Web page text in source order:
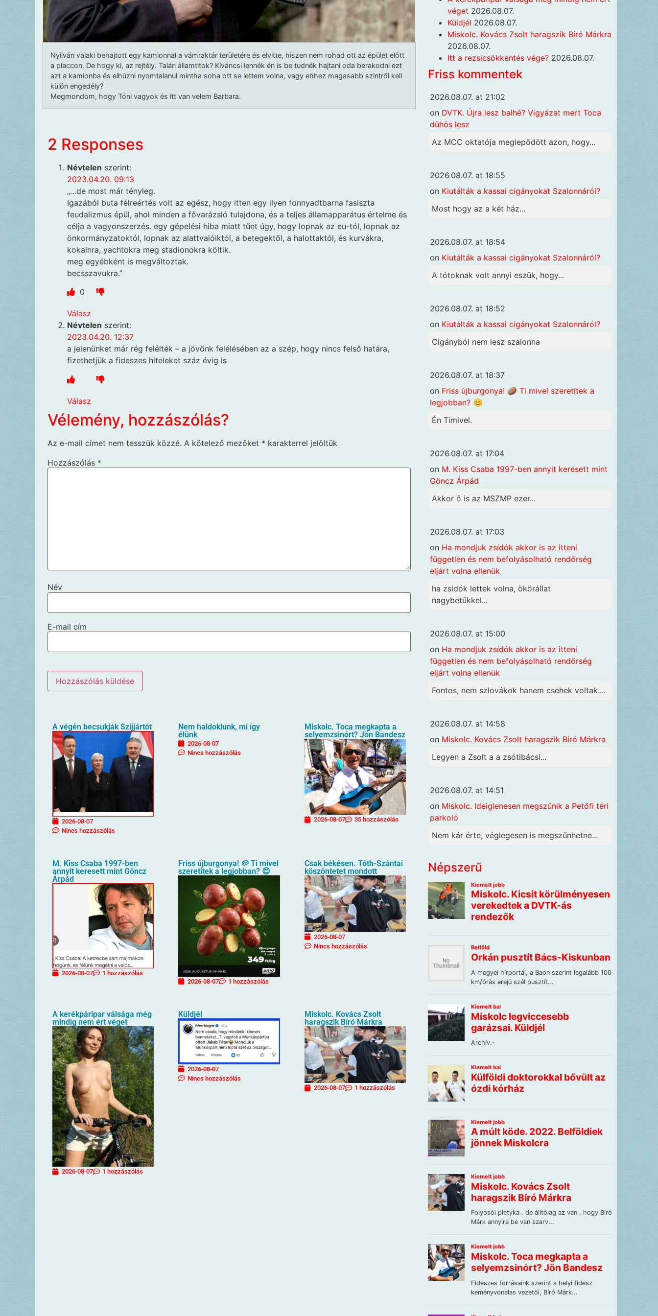
Nyilván valaki behajtott egy kamionnal a vámraktár területére és elvitte, hiszen nem rohad ott az épület előtt
a placcon. De hogy ki, az rejtély. Talán államtitok? Kíváncsi lennék én is be tudnék hajtani oda berakodni ezt
azt a kamionba és elhúzni nyomtalanul mintha soha ott se lettem volna, vagy ehhez magasabb szintről kell
külön engedély?
Megmondom, hogy Tóni vagyok és itt van velem Barbara.
2 Responses
Névtelen szerint:
2023.04.20. 09:13
„…de most már tényleg.
Igazából buta félreértés volt az egész, hogy itten egy ilyen fonnyadtbarna fasiszta
feudalizmus épül, ahol minden a fővarázsló tulajdona, és a teljes államapparátus értelme és
célja a vagyonszerzés. egy gépelési hiba miatt tűnt úgy, hogy lopnak az eu-tól, lopnak az
önkormányzatoktól, lopnak az alattvalóiktól, a betegektől, a halottaktól, és kurvákra,
kokainra, yachtokra meg stadionokra költik.
meg egyébként is megváltoztak.
becsszavukra.”
0
Válasz
Névtelen szerint:
2023.04.20. 12:37
a jelenünket már rég felélték – a jövőnk felélésében az a szép, hogy nincs felső határa,
fizethetjük a fideszes hiteleket száz évig is
Válasz
Vélemény, hozzászólás?
Az e-mail címet nem tesszük közzé. A kötelező mezőket * karakterrel jelöltük
Hozzászólás *
Név
E-mail cím
A végén becsukják Szijjártót
2026-08-07
Nincs hozzászólás
Nem haldoklunk, mi így
élünk
2026-08-07
Nincs hozzászólás
Miskolc. Toca megkapta a
selyemzsinórt? Jön Bandesz
2026-08-07 35 hozzászólás
M. Kiss Csaba 1997-ben
annyit keresett mint Göncz
Árpád
2026-08-07 1 hozzászólás
Friss újburgonya! 🥔 Ti mivel
szeretitek a legjobban? 😊
2026-08-07 1 hozzászólás
Csak békésen. Tóth-Szántai
köszöntetet mondott
2026-08-07
Nincs hozzászólás
A kerékpáripar válsága még
mindig nem ért véget
2026-08-07 1 hozzászólás
Küldjél
2026-08-07
Nincs hozzászólás
Miskolc. Kovács Zsolt
haragszik Bíró Márkra
2026-08-07 1 hozzászólás
véget 2026.08.07.
Küldjél 2026.08.07.
Miskolc. Kovács Zsolt haragszik Bíró Márkra
2026.08.07.
Itt a rezsicsökkentés vége? 2026.08.07.
Friss kommentek
2026.08.07. at 21:02
on DVTK. Újra lesz balhé? Vigyázat mert Toca
dühös lesz
Az MCC oktatója meglepődött azon, hogy...
2026.08.07. at 18:55
on Kiutálták a kassai cigányokat Szalonnáról?
Most hogy az a két ház...
2026.08.07. at 18:54
on Kiutálták a kassai cigányokat Szalonnáról?
A tótoknak volt annyi eszük, hogy...
2026.08.07. at 18:52
on Kiutálták a kassai cigányokat Szalonnáról?
Cigányból nem lesz szalonna
2026.08.07. at 18:37
on Friss újburgonya! 🥔 Ti mivel szeretitek a
legjobban? 😊
Én Timivel.
2026.08.07. at 17:04
on M. Kiss Csaba 1997-ben annyit keresett mint
Göncz Árpád
Akkor ő is az MSZMP ezer...
2026.08.07. at 17:03
on Ha mondjuk zsídók akkor is az itteni
független és nem befolyásolható rendőrség
eljárt volna ellenük
ha zsidók lettek volna, ökörállat
nagybetűkkel...
2026.08.07. at 15:00
on Ha mondjuk zsídók akkor is az itteni
független és nem befolyásolható rendőrség
eljárt volna ellenük
Fontos, nem szlovákok hanem csehek voltak....
2026.08.07. at 14:58
on Miskolc. Kovács Zsolt haragszik Bíró Márkra
Legyen a Zsolt a a zsótibácsi...
2026.08.07. at 14:51
on Miskolc. Ideiglenesen megszűnik a Petőfi téri
parkoló
Nem kár érte, véglegesen is megszűnhetne...
Népszerű